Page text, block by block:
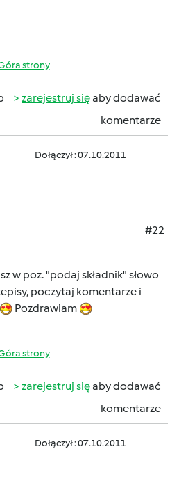
strony
zarejestruj sięaby dodawać
komentarze
Dołączył : 07.10.2011
#22
w poz. "podaj składnik" słowo
poczytaj komentarze i
Pozdrawiam
strony
zarejestruj sięaby dodawać
komentarze
Dołączył : 07.10.2011